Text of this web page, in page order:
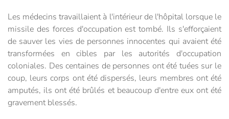
Les médecins travaillaient à l'intérieur de l'hôpital lorsque le
missile des forces d'occupation est tombé. Ils s'efforçaient
de sauver les vies de personnes innocentes qui avaient été
transformées en cibles par les autorités d'occupation
coloniales. Des centaines de personnes ont été tuées sur le
coup, leurs corps ont été dispersés, leurs membres ont été
amputés, ils ont été brûlés et beaucoup d'entre eux ont été
gravement blessés.